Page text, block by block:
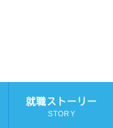
就職ストーリー
STORY